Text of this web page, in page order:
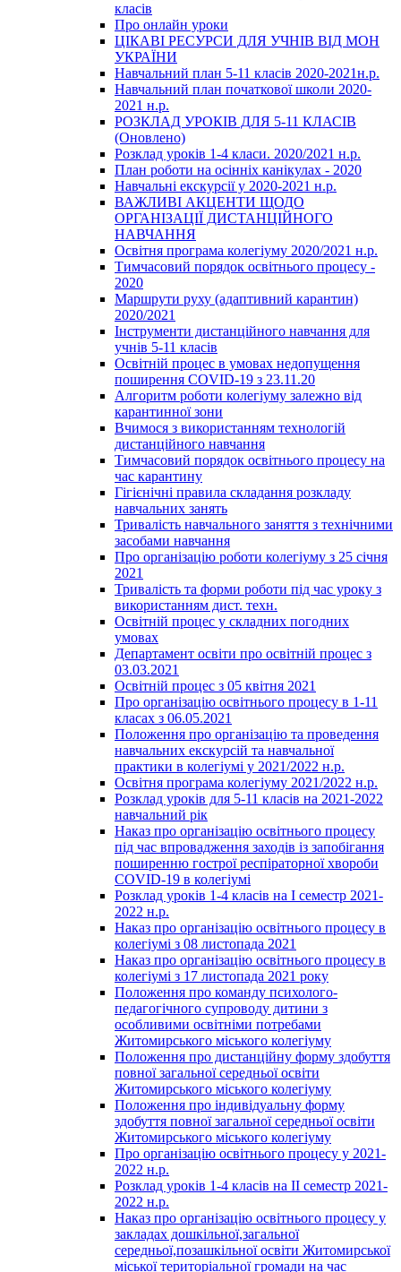
класів
Про онлайн уроки
ЦІКАВІ РЕСУРСИ ДЛЯ УЧНІВ ВІД МОН
УКРАЇНИ
Навчальний план 5-11 класів 2020-2021н.р.
Навчальний план початкової школи 2020-
2021 н.р.
РОЗКЛАД УРОКІВ ДЛЯ 5-11 КЛАСІВ
(Оновлено)
Розклад уроків 1-4 класи. 2020/2021 н.р.
План роботи на осінніх канікулах - 2020
Навчальні екскурсії у 2020-2021 н.р.
ВАЖЛИВІ АКЦЕНТИ ЩОДО
ОРГАНІЗАЦІЇ ДИСТАНЦІЙНОГО
НАВЧАННЯ
Освітня програма колегіуму 2020/2021 н.р.
Тимчасовий порядок освітнього процесу -
2020
Маршрути руху (адаптивний карантин)
2020/2021
Інструменти дистанційного навчання для
учнів 5-11 класів
Освітній процес в умовах недопущення
поширення COVID-19 з 23.11.20
Алгоритм роботи колегіуму залежно від
карантинної зони
Вчимося з використанням технологій
дистанційного навчання
Тимчасовий порядок освітнього процесу на
час карантину
Гігієнічні правила складання розкладу
навчальних занять
Тривалість навчального заняття з технічними
засобами навчання
Про організацію роботи колегіуму з 25 січня
2021
Тривалість та форми роботи під час уроку з
використанням дист. техн.
Освітній процес у складних погодних
умовах
Департамент освіти про освітній процес з
03.03.2021
Освітній процес з 05 квітня 2021
Про організацію освітнього процесу в 1-11
класах з 06.05.2021
Положення про організацію та проведення
навчальних екскурсій та навчальної
практики в колегіумі у 2021/2022 н.р.
Освітня програма колегіуму 2021/2022 н.р.
Розклад уроків для 5-11 класів на 2021-2022
навчальний рік
Наказ про організацію освітнього процесу
під час впровадження заходів із запобігання
поширенню гострої респіраторної хвороби
COVID-19 в колегіумі
Розклад уроків 1-4 класів на І семестр 2021-
2022 н.р.
Наказ про організацію освітнього процесу в
колегіумі з 08 листопада 2021
Наказ про організацію освітнього процесу в
колегіумі з 17 листопада 2021 року
Положення про команду психолого-
педагогічного супроводу дитини з
особливими освітніми потребами
Житомирського міського колегіуму
Положення про дистанційну форму здобуття
повної загальної середньої освіти
Житомирського міського колегіуму
Положення про індивідуальну форму
здобуття повної загальної середньої освіти
Житомирського міського колегіуму
Про організацію освітнього процесу у 2021-
2022 н.р.
Розклад уроків 1-4 класів на ІІ семестр 2021-
2022 н.р.
Наказ про організацію освітнього процесу у
закладах дошкільної,загальної
середньої,позашкільної освіти Житомирської
міської територіальної громади на час